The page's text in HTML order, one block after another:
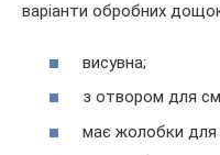
варіанти обробних
висувна;
з отвором для
має жолобки для